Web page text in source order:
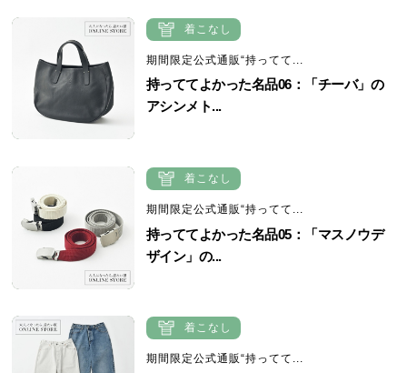
着こなし
期間限定公式通販“持ってて...
持っててよかった名品06：「チーバ」の
アシンメト...
着こなし
期間限定公式通販“持ってて...
持っててよかった名品05：「マスノウデ
ザイン」の...
着こなし
期間限定公式通販“持ってて...